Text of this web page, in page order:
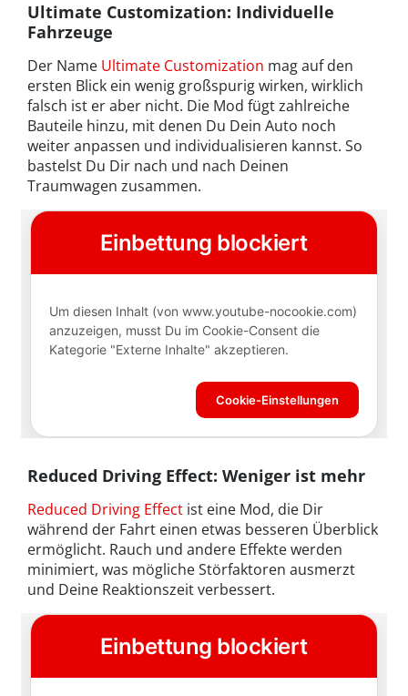
Ultimate Customization: Individuelle
Fahrzeuge
Der Name Ultimate Customization mag auf den
ersten Blick ein wenig großspurig wirken, wirklich
falsch ist er aber nicht. Die Mod fügt zahlreiche
Bauteile hinzu, mit denen Du Dein Auto noch
weiter anpassen und individualisieren kannst. So
bastelst Du Dir nach und nach Deinen
Traumwagen zusammen.
Reduced Driving Effect: Weniger ist mehr
Reduced Driving Effect ist eine Mod, die Dir
während der Fahrt einen etwas besseren Überblick
ermöglicht. Rauch und andere Effekte werden
minimiert, was mögliche Störfaktoren ausmerzt
und Deine Reaktionszeit verbessert.